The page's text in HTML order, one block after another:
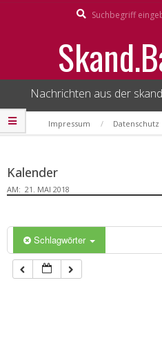
Nachrichten aus der
Secondary
Navigation
Impressum Datenschutz
Kalender
AM: 21. MAI 2018
Schlagwörter